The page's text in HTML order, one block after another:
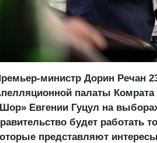
министр Дорин Речан
палаты Комрата
Евгении Гуцул на
будет работать
представляют